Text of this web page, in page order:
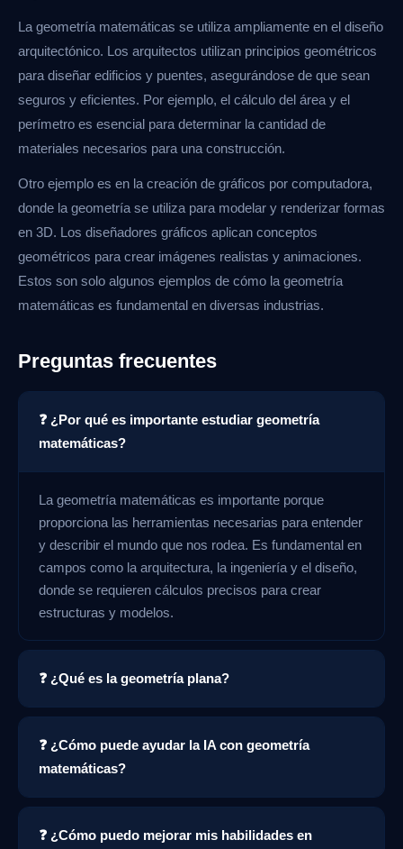
La geometría matemáticas se utiliza ampliamente en el diseño
arquitectónico. Los arquitectos utilizan principios geométricos
para diseñar edificios y puentes, asegurándose de que sean
seguros y eficientes. Por ejemplo, el cálculo del área y el
perímetro es esencial para determinar la cantidad de
materiales necesarios para una construcción.
Otro ejemplo es en la creación de gráficos por computadora,
donde la geometría se utiliza para modelar y renderizar formas
en 3D. Los diseñadores gráficos aplican conceptos
geométricos para crear imágenes realistas y animaciones.
Estos son solo algunos ejemplos de cómo la geometría
matemáticas es fundamental en diversas industrias.
Preguntas frecuentes
❓ ¿Por qué es importante estudiar geometría
matemáticas?
La geometría matemáticas es importante porque
proporciona las herramientas necesarias para entender
y describir el mundo que nos rodea. Es fundamental en
campos como la arquitectura, la ingeniería y el diseño,
donde se requieren cálculos precisos para crear
estructuras y modelos.
❓ ¿Qué es la geometría plana?
❓ ¿Cómo puede ayudar la IA con geometría
matemáticas?
❓ ¿Cómo puedo mejorar mis habilidades en